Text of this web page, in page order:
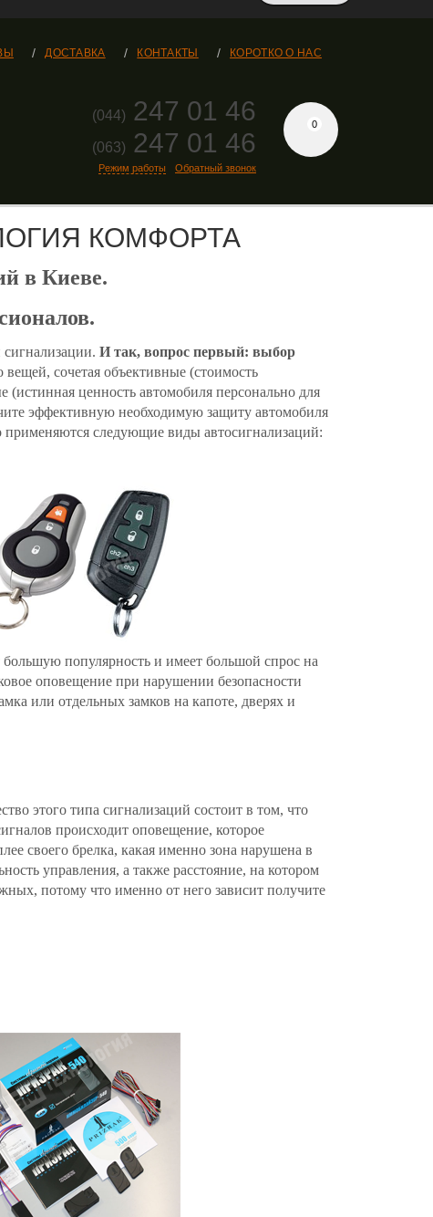
ДОСТАВКА КОНТАКТЫ КОРОТКО О НАС
(044) 247 01 46
(063) 247 01 46
Режим работы Обратный звонок
0
КОМФОРТА
в Киеве.
И так, вопрос первый: выбор
сочетая объективные (стоимость
(истинная ценность автомобиля персонально для
эффективную необходимую защиту автомобиля
следующие виды автосигнализаций:
популярность и имеет большой спрос на
оповещение при нарушении безопасности
или отдельных замков на капоте, дверях и
этого типа сигнализаций состоит в том, что
происходит оповещение, которое
своего брелка, какая именно зона нарушена в
управления, а также расстояние, на котором
потому что именно от него зависит получите